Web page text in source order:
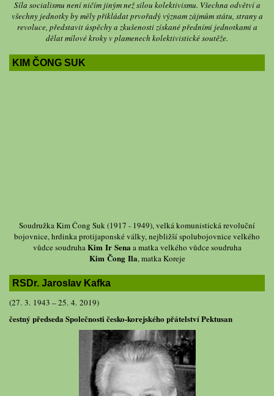
Síla socialismu není ničím jiným než silou kolektivismu. Všechna odvětví a
všechny jednotky by měly přikládat prvořadý význam zájmům státu, strany a
revoluce, představit úspěchy a zkušenosti získané předními jednotkami a
dělat mílové kroky v plamenech kolektivistické soutěže.
KIM ČONG SUK
Soudružka Kim Čong Suk (1917 - 1949), velká komunistická revoluční
bojovnice, hrdinka protijaponské války, nejbližší spolubojovnice velkého
vůdce soudruhaKim Ir Sena a matka velkého vůdce soudruha
Kim Čong Ila, matka Koreje
RSDr. Jaroslav Kafka
(27. 3. 1943 – 25. 4. 2019)
čestný předseda Společnosti česko-korejského přátelství Pektusan